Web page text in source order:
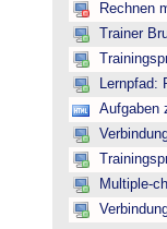
Rechnen
Trainer
Lernpfad:
Aufgaben
Multiple-